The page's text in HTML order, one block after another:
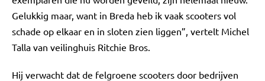
Gelukkig maar, want in Breda heb ik vaak scooters vol
schade op elkaar en in sloten zien liggen”, vertelt Michel
Talla van veilinghuis Ritchie Bros.
Hij verwacht dat de felgroene scooters door bedrijven